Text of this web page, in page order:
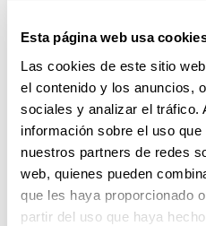
Esta página web usa
Las cookies de este sitio
el contenido y los anuncios,
sociales y analizar el tráfico.
información sobre el uso
nuestros partners de redes
web, quienes pueden
que les haya proporcionado
partir del uso que haya
OPINIONES
Los clientes que